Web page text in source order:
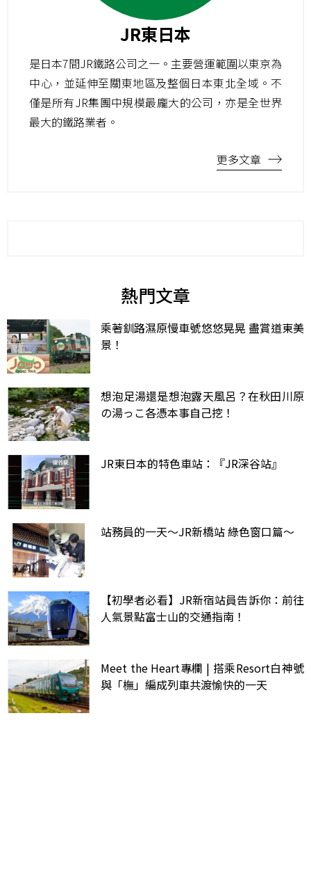
JR東日本
是日本7間JR鐵路公司之一。主要營運範圍以東京為
中心，並延伸至關東地區及整個日本東北全域。不
僅是所有JR集團中規模最龐大的公司，亦是全世界
最大的鐵路業者。
更多文章
熱門文章
乘著釧路濕原慢車號悠悠晃晃 盡賞道東美
景！
想泡足湯還是想泡露天風呂？在秋田川原
の湯っこ各憑本事自己挖！
JR東日本的特色車站：『JR深谷站』
站務員的一天～JR新橋站 綠色窗口篇～
【初學者必看】JR新宿站員告訴你：前往
人氣景點富士山的交通指南！
Meet the Heart專欄 | 搭乘Resort白神號
與「橅」編成列車共渡愉快的一天